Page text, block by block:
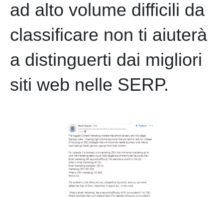
ad alto volume difficili da
classificare non ti aiuterà
a distinguerti dai migliori
siti web nelle SERP.